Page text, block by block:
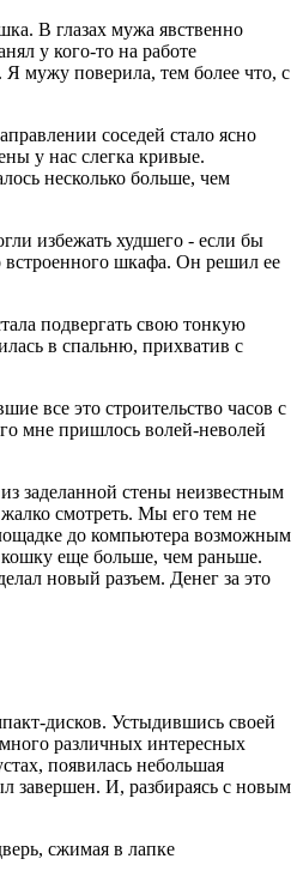
В глазах мужа явственно
у кого-то на работе
Я мужу поверила, тем более что, с
соседей стало ясно
у нас слегка кривые.
несколько больше, чем
избежать худшего - если бы
встроенного шкафа. Он решил ее
подвергать свою тонкую
в спальню, прихватив с
все это строительство часов с
мне пришлось волей-неволей
заделанной стены неизвестным
смотреть. Мы его тем не
до компьютера возможным
кошку еще больше, чем раньше.
новый разъем. Денег за это
дисков. Устыдившись своей
различных интересных
появилась небольшая
завершен. И, разбираясь с новым
сжимая в лапке